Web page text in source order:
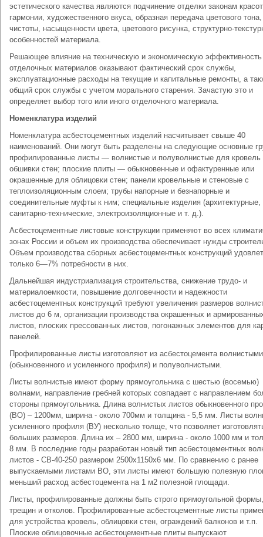
эстетического качества являются подчинение отделки законам
гармонии, художественного вкуса, образная передача цветового тона,
чистоты, насыщенности цвета, цветового рисунка, структурно-
особенностей материала.
Решающее влияние на техническую и экономическую эффективность
отделочных материалов оказывают фактический срок службы,
эксплуатационные расходы на текущие и капитальные ремонты, а
общий срок службы с учетом морального старения. Зачастую это и
определяет выбор того или иного отделочного материала.
Номенклатура изделий
Номенклатура асбестоцементных изделий насчитывает свыше 40
наименований. Они могут быть разделены на следующие основные
профилированные листы — волнистые и полуволнистые для кровель
обшивки стен; плоские плиты — обыкновенные и офактуренные или
окрашенные для облицовки стен; панели кровельные и стеновые с
теплоизоляционным слоем; трубы напорные и безнапорные и
соединительные муфты к ним; специальные изделия (архитектурные,
санитарно-технические, электроизоляционные и т. д.).
Асбестоцементные листовые конструкции применяют во всех
зонах России и объем их производства обеспечивает нужды
Объем производства сборных асбестоцементных конструкций
только 6—7% потребности в них.
Дальнейшая индустриализация строительства, снижение трудо- и
материалоемкости, повышение долговечности и надежности
асбестоцементных конструкций требуют увеличения размеров
листов до 6 м, организации производства окрашенных и
листов, плоских прессованных листов, погонажных элементов для
панелей.
Профилированные листы изготовляют из асбестоцемента волнистыми
(обыкновенного и усиленного профиля) и полуволнистыми.
Листы волнистые имеют форму прямоугольника с шестью (восемью)
волнами, направление гребней которых совпадает с направлением
стороны прямоугольника. Длина волнистых листов обыкновенного
(ВО) – 1200мм, ширина - около 700мм и толщина - 5,5 мм. Листы
усиленного профиля (ВУ) несколько толще, что позволяет
больших размеров. Длина их – 2800 мм, ширина - около 1000 мм и
8 мм. В последние годы разработан новый тип асбестоцементных
листов - СВ-40-250 размером 2500x1150x6 мм. По сравнению с ранее
выпускаемыми листами ВО, эти листы имеют большую полезную
меньший расход асбестоцемента на 1 м2 полезной площади.
Листы, профилированные должны быть строго прямоугольной
трещин и отколов. Профилированные асбестоцементные листы
для устройства кровель, облицовки стен, ограждений балконов и т.п.
Плоские облицовочные асбестоцементные плиты выпускают